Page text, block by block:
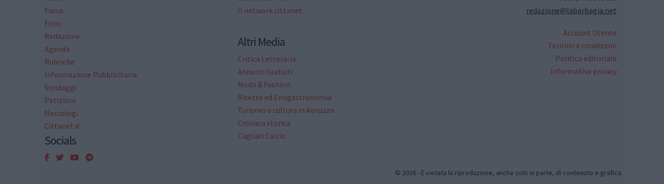
Focus
Foto
Redazione
Agenda
Rubriche
Informazione Pubblicitaria
Sondaggi
Petizioni
Necrologi
Cittanet.it
Socials
Il network cittanet
Altri Media
Critica Letteraria
Annunci Gratuiti
Moda & Fashion
Ricette ed Enogastronomia
Turismo e cultura in Abruzzo
Cronaca storica
Cagliari Calcio
redazione@labarbagia.net
Account Utente
Termini e condizioni
Politica editoriale
Informativa privacy
© 2026 - È vietata la riproduzione, anche solo in parte, di contenuto e grafica.